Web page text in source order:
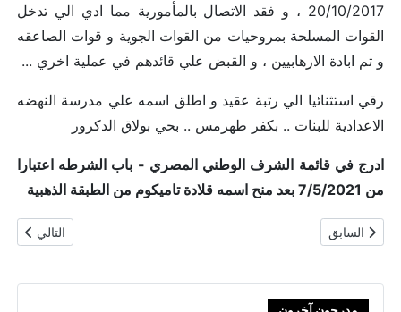
20/10/2017 ، و فقد الاتصال بالمأمورية مما ادي الي تدخل
القوات المسلحة بمروحيات من القوات الجوية و قوات الصاعقه
و تم ابادة الارهابيين ، و القبض علي قائدهم في عملية اخري ...
رقي استثنائيا الي رتبة عقيد و اطلق اسمه علي مدرسة النهضه
الاعدادية للبنات .. بكفر طهرمس .. بحي بولاق الدكرور
ادرج في قائمة الشرف الوطني المصري - باب الشرطه اعتبارا
من 7/5/2021 بعد منح اسمه قلادة تاميكوم من الطبقة الذهبية
المقال السابق: عقيد شرطة شهيد / محمد وحيد حبشي مصيلحي
السابق المقال
التالي